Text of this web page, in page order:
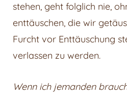
stehen, geht folglich nie,
enttäuschen, die wir
Furcht vor Enttäuschung
verlassen zu werden.
Wenn ich jemanden